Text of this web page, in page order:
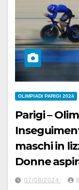
OLIMPIADI PARIGI 2024
Parigi –
maschi in
Donne
07/08/2024